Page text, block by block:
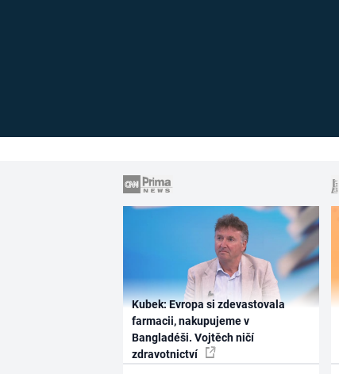
Kubek: Evropa si zdevastovala
farmacii, nakupujeme v
Bangladéši. Vojtěch ničí
zdravotnictví